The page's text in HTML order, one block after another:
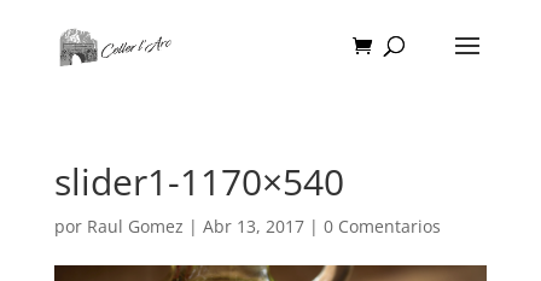
slider1-1170×540
por Raul Gomez | Abr 13, 2017| 0 Comentarios